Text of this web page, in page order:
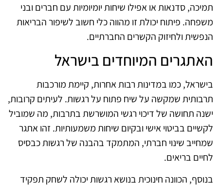
תמיכה, סדנאות או אפילו שיחות יומיומיות עם חברים ובני
משפחה. פיתוח יכולת זו מהווה כלי חשוב לשיפור הבריאות
הנפשית ולחיזוק הקשרים החברתיים.
האתגרים המיוחדים בישראל
בישראל, כמו במדינות רבות אחרות, קיימת מורכבות
תרבותית שמקשה על שיח פתוח על רגשות. לעיתים קרובות,
ישנה תחושה של דיכוי רגשי המושרשת בתרבות, מה שמוביל
לקשיים בביטוי אישי ובקיום שיחות משמעותיות. זהו אתגר
שמחייב שינוי חברתי, המתמקד בהבנה של רגשות כבסיס
לחיים בריאים.
בנוסף, הכוונה חינוכית בנושא רגשות יכולה לשחק תפקיד